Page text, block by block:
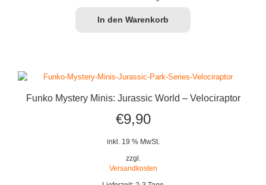
In den Warenkorb
Funko Mystery Minis: Jurassic World – Velociraptor
€9,90
inkl. 19 % MwSt.
zzgl.
Versandkosten